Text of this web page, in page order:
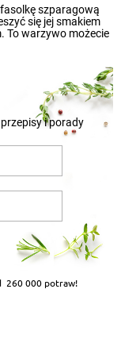
świeżość
szparagową
się jej smakiem
To warzywo możecie
i porady
260 000 potraw!